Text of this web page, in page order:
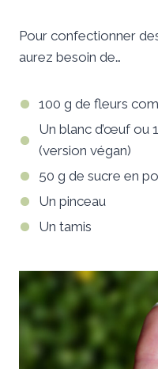
Pour confectionner
aurez besoin de…
100 g de fleurs
Un blanc d’œuf ou
(version végan)
50 g de sucre en
Un pinceau
Un tamis